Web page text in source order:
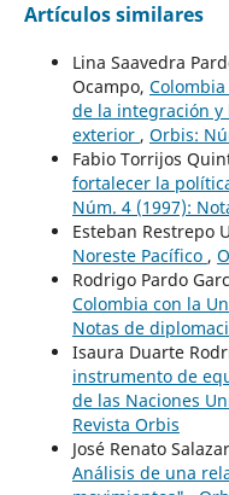
Artículos similares
Lina Saavedra
Ocampo,
de la integración
exterior , Orbis:
Fabio Torrijos
fortalecer la
Núm. 4 (1997):
Esteban Restrepo
Noreste Pacífico ,
Rodrigo Pardo
Colombia con la
Notas de
Isaura Duarte
instrumento de
de las Naciones
Revista Orbis
José Renato
Análisis de una